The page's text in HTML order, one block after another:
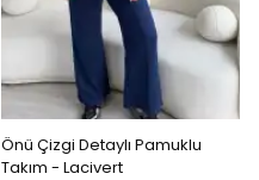
Önü Çizgi Detaylı Pamuklu
Takım - Lacivert